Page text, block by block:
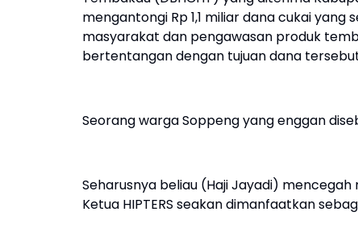
mengantongi Rp 1,1 miliar dana cukai
masyarakat dan pengawasan produk
bertentangan dengan tujuan dana
Seorang warga Soppeng yang enggan
Seharusnya beliau (Haji Jayadi)
Ketua HIPTERS seakan dimanfaatkan